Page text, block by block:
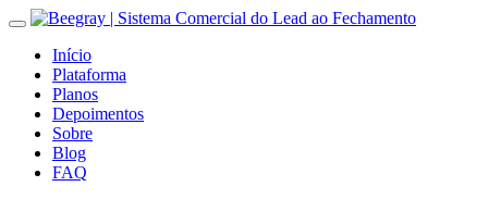
Início
Plataforma
Planos
Depoimentos
Sobre
Blog
FAQ